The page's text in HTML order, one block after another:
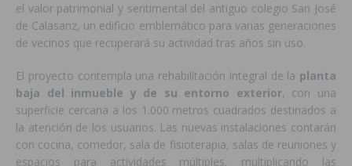
el valor patrimonial y sentimental del antiguo colegio San José
de Calasanz, un edificio emblemático para varias generaciones
de vecinos que recuperará su actividad tras años sin uso.
El proyecto contempla una rehabilitación integral de la planta
baja del inmueble y de su entorno exterior, con una
superficie cercana a los 1.000 metros cuadrados destinados a
la atención de los usuarios. Las nuevas instalaciones contarán
con cocina, comedor, sala de fisioterapia, salas de reuniones y
espacios para actividades múltiples, multiplicando las